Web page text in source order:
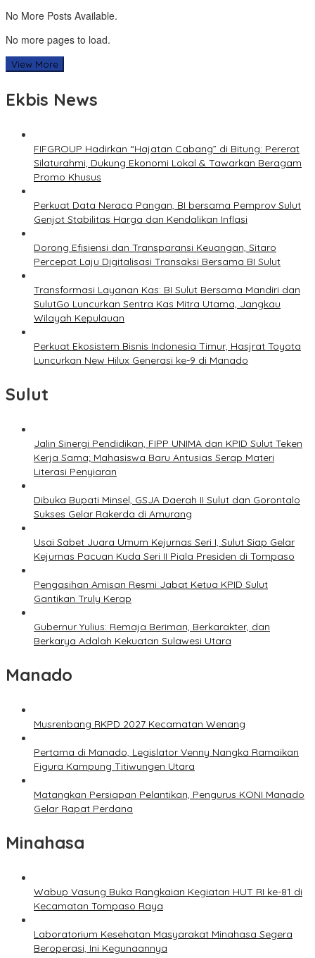
No More Posts Available.
No more pages to load.
View More
Ekbis News
FIFGROUP Hadirkan “Hajatan Cabang” di Bitung: Pererat
Silaturahmi, Dukung Ekonomi Lokal & Tawarkan Beragam
Promo Khusus
Perkuat Data Neraca Pangan, BI bersama Pemprov Sulut
Genjot Stabilitas Harga dan Kendalikan Inflasi
Dorong Efisiensi dan Transparansi Keuangan, Sitaro
Percepat Laju Digitalisasi Transaksi Bersama BI Sulut
Transformasi Layanan Kas: BI Sulut Bersama Mandiri dan
SulutGo Luncurkan Sentra Kas Mitra Utama, Jangkau
Wilayah Kepulauan
Perkuat Ekosistem Bisnis Indonesia Timur, Hasjrat Toyota
Luncurkan New Hilux Generasi ke-9 di Manado
Sulut
Jalin Sinergi Pendidikan, FIPP UNIMA dan KPID Sulut Teken
Kerja Sama; Mahasiswa Baru Antusias Serap Materi
Literasi Penyiaran
Dibuka Bupati Minsel, GSJA Daerah II Sulut dan Gorontalo
Sukses Gelar Rakerda di Amurang
Usai Sabet Juara Umum Kejurnas Seri I, Sulut Siap Gelar
Kejurnas Pacuan Kuda Seri II Piala Presiden di Tompaso
Pengasihan Amisan Resmi Jabat Ketua KPID Sulut
Gantikan Truly Kerap
Gubernur Yulius: Remaja Beriman, Berkarakter, dan
Berkarya Adalah Kekuatan Sulawesi Utara
Manado
Musrenbang RKPD 2027 Kecamatan Wenang
Pertama di Manado, Legislator Venny Nangka Ramaikan
Figura Kampung Titiwungen Utara
Matangkan Persiapan Pelantikan, Pengurus KONI Manado
Gelar Rapat Perdana
Minahasa
Wabup Vasung Buka Rangkaian Kegiatan HUT RI ke-81 di
Kecamatan Tompaso Raya
Laboratorium Kesehatan Masyarakat Minahasa Segera
Beroperasi, Ini Kegunaannya